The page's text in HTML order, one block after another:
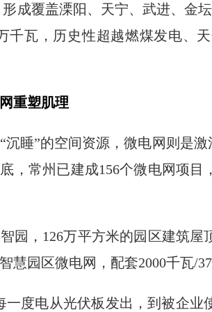
形成覆盖溧阳、天宁、武进、金
千瓦，历史性超越燃煤发电、
重塑肌理
沉睡”的空间资源，微电网则是
，常州已建成156个微电网项
园，126万平方米的园区建筑
慧园区微电网，配套2000千瓦/
一度电从光伏板发出，到被企